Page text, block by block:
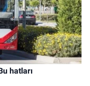
hatları